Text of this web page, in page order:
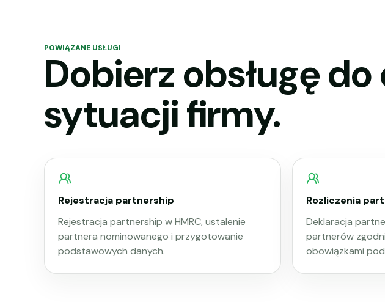
POWIĄZANE USŁUGI
Dobierz obsługę do
sytuacji firmy.
Rejestracja partnership
Rejestracja partnership w HMRC, ustalenie
partnera nominowanego i przygotowanie
podstawowych danych.
Rozliczenia
Deklaracja
partnerów
obowiązkami